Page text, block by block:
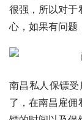
很强，所以对于
心，如果有问题
南昌私人保镖
了，在南昌雇佣